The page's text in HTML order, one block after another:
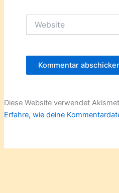
Diese Website verwendet
Erfahre, wie deine